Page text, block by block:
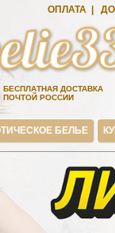
ОПЛАТА
БЕСПЛАТНАЯ ДОСТАВКА
ПОЧТОЙ РОССИИ
БЕЛЬЕ